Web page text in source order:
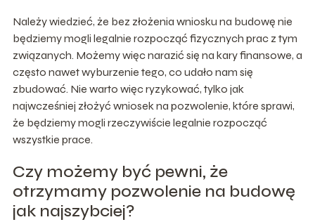
Należy wiedzieć, że bez złożenia wniosku na budowę nie
będziemy mogli legalnie rozpocząć fizycznych prac z tym
związanych. Możemy więc narazić się na kary finansowe, a
często nawet wyburzenie tego, co udało nam się
zbudować. Nie warto więc ryzykować, tylko jak
najwcześniej złożyć wniosek na pozwolenie, które sprawi,
że będziemy mogli rzeczywiście legalnie rozpocząć
wszystkie prace.
Czy możemy być pewni, że
otrzymamy pozwolenie na budowę
jak najszybciej?